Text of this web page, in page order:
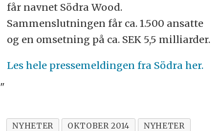
får navnet Södra Wood.
Sammenslutningen får ca. 1.500 ansatte
og en omsetning på ca. SEK 5,5 milliarder.
Les hele pressemeldingen fra Södra her.
"
NYHETER OKTOBER 2014
NYHETER